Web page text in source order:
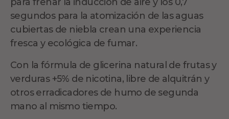
segundos para la atomización de las aguas
cubiertas de niebla crean una experiencia
fresca y ecológica de fumar.
Con la fórmula de glicerina natural de frutas y
verduras +5% de nicotina, libre de alquitrán y
otros erradicadores de humo de segunda
mano al mismo tiempo.